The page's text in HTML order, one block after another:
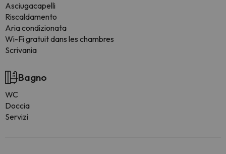
Asciugacapelli
Riscaldamento
Aria condizionata
Wi-Fi gratuit dans les chambres
Scrivania
Bagno
WC
Doccia
Servizi